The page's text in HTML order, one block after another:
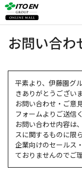
お問い合わ
平素より、伊藤園グ
きありがとうございま
お問い合わせ・ご意
フォームよりご送信
お問い合わせ内容は
スに関するものに限
企業向けのセールス
ておりませんのでご